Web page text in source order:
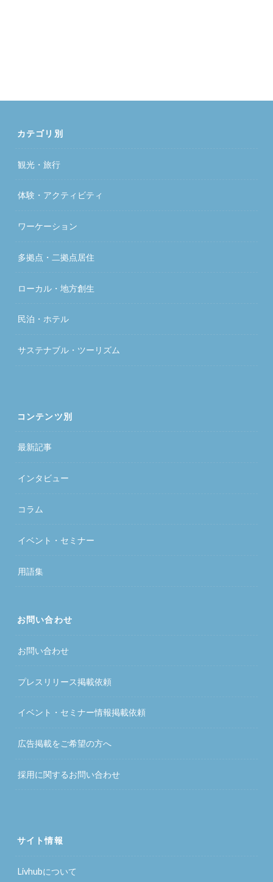
カテゴリ別
観光・旅行
体験・アクティビティ
ワーケーション
多拠点・二拠点居住
ローカル・地方創生
民泊・ホテル
サステナブル・ツーリズム
コンテンツ別
最新記事
インタビュー
コラム
イベント・セミナー
用語集
お問い合わせ
お問い合わせ
プレスリリース掲載依頼
イベント・セミナー情報掲載依頼
広告掲載をご希望の方へ
採用に関するお問い合わせ
サイト情報
Livhubについて